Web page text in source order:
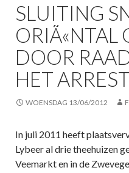
SLUITING
ORIÃ«NTAL
DOOR
HET
WOENSDAG 13/06/2012
In juli 2011 heeft
Lybeer al drie theehuizen
Veemarkt en in de